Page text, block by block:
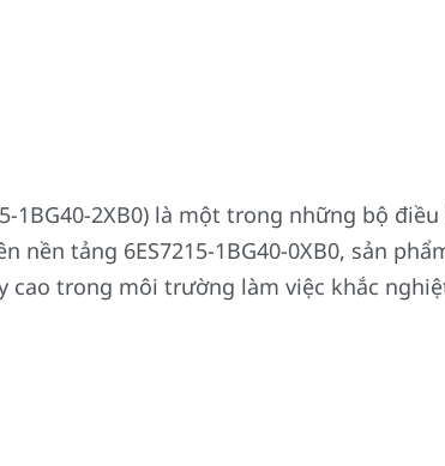
1BG40-2XB0) là một trong những bộ
tảng 6ES7215-1BG40-0XB0, sản
cao trong môi trường làm việc khắc